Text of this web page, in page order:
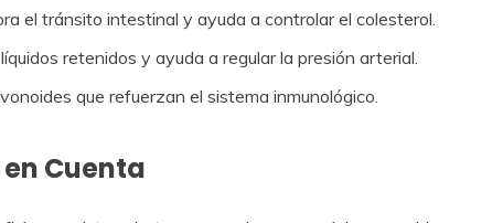
el tránsito intestinal y ayuda a controlar el colesterol.
retenidos y ayuda a regular la presión arterial.
que refuerzan el sistema inmunológico.
Cuenta